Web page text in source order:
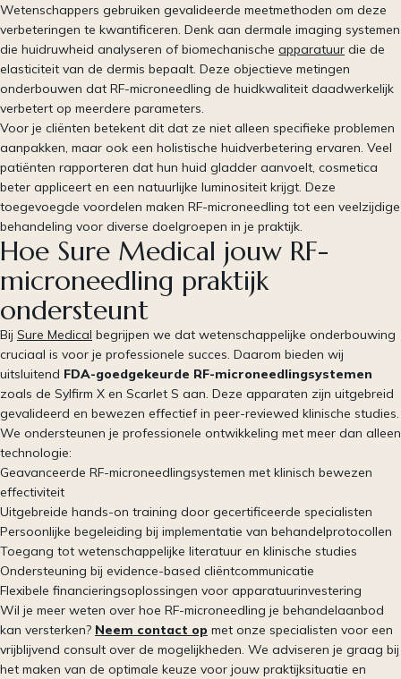
Wetenschappers gebruiken gevalideerde meetmethoden om deze
verbeteringen te kwantificeren. Denk aan dermale imaging systemen
die huidruwheid analyseren of biomechanische apparatuur die de
elasticiteit van de dermis bepaalt. Deze objectieve metingen
onderbouwen dat RF-microneedling de huidkwaliteit daadwerkelijk
verbetert op meerdere parameters.
Voor je cliënten betekent dit dat ze niet alleen specifieke problemen
aanpakken, maar ook een holistische huidverbetering ervaren. Veel
patiënten rapporteren dat hun huid gladder aanvoelt, cosmetica
beter appliceert en een natuurlijke luminositeit krijgt. Deze
toegevoegde voordelen maken RF-microneedling tot een veelzijdige
behandeling voor diverse doelgroepen in je praktijk.
Hoe Sure Medical jouw RF-
microneedling praktijk
ondersteunt
Bij Sure Medical begrijpen we dat wetenschappelijke onderbouwing
cruciaal is voor je professionele succes. Daarom bieden wij
uitsluitend FDA-goedgekeurde RF-microneedlingsystemen
zoals de Sylfirm X en Scarlet S aan. Deze apparaten zijn uitgebreid
gevalideerd en bewezen effectief in peer-reviewed klinische studies.
We ondersteunen je professionele ontwikkeling met meer dan alleen
technologie:
Geavanceerde RF-microneedlingsystemen met klinisch bewezen
effectiviteit
Uitgebreide hands-on training door gecertificeerde specialisten
Persoonlijke begeleiding bij implementatie van behandelprotocollen
Toegang tot wetenschappelijke literatuur en klinische studies
Ondersteuning bij evidence-based cliëntcommunicatie
Flexibele financieringsoplossingen voor apparatuurinvestering
Wil je meer weten over hoe RF-microneedling je behandelaanbod
kan versterken? Neem contact op met onze specialisten voor een
vrijblijvend consult over de mogelijkheden. We adviseren je graag bij
het maken van de optimale keuze voor jouw praktijksituatie en